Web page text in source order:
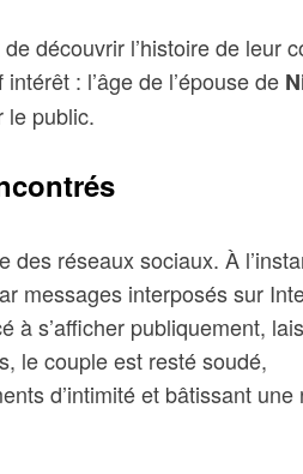
découvrir l’histoire de leur
: l’âge de l’épouse de
le public.
des réseaux sociaux. À
messages interposés sur
à s’afficher publiquement,
le couple est resté soudé,
d’intimité et bâtissant une